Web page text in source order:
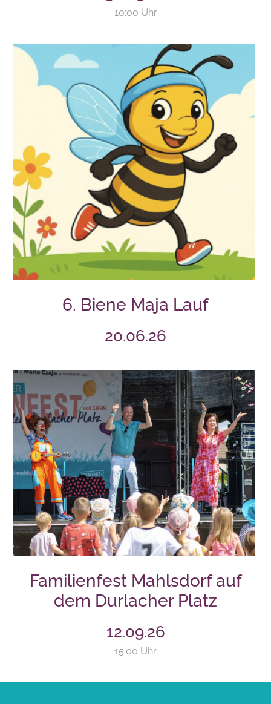
10:00 Uhr
6. Biene Maja Lauf
20.06.26
Familienfest Mahlsdorf auf
dem Durlacher Platz
12.09.26
15.00 Uhr